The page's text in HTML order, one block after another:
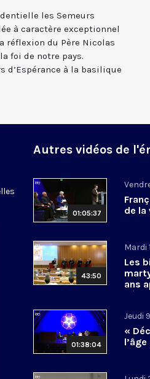
les Semeurs
à caractère exceptionnel
réflexion du Père Nicolas
foi de notre pays.
d’Espérance à la basilique
Autres vidéos de
01:05:37
de la
43:50
Mardi
Les
ans
01:38:04
Jeudi
«